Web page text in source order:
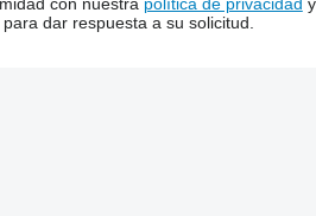
dar respuesta a su solicitud.